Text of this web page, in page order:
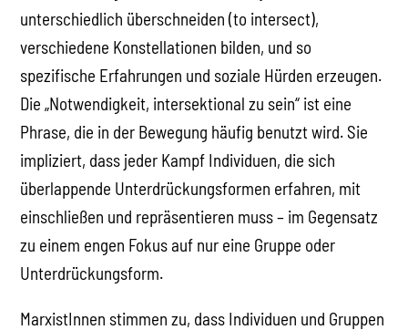
unterschiedlich überschneiden (to intersect),
verschiedene Konstellationen bilden, und so
spezifische Erfahrungen und soziale Hürden erzeugen.
Die „Notwendigkeit, intersektional zu sein“ ist eine
Phrase, die in der Bewegung häufig benutzt wird. Sie
impliziert, dass jeder Kampf Individuen, die sich
überlappende Unterdrückungsformen erfahren, mit
einschließen und repräsentieren muss – im Gegensatz
zu einem engen Fokus auf nur eine Gruppe oder
Unterdrückungsform.
MarxistInnen stimmen zu, dass Individuen und Gruppen